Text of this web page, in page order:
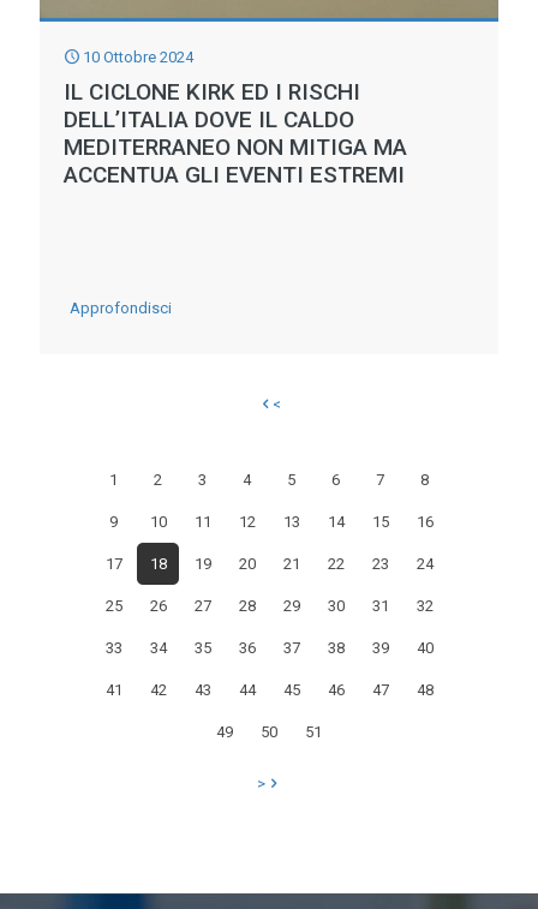
10 Ottobre 2024
IL CICLONE KIRK ED I RISCHI
DELL’ITALIA DOVE IL CALDO
MEDITERRANEO NON MITIGA MA
ACCENTUA GLI EVENTI ESTREMI
Approfondisci-
RISCHI
DELL’ITALIA
<
1 2 3 4 5 6 7 8
9 10 11 12 13 14 15 16
17 18 19 20 21 22 23 24
25 26 27 28 29 30 31 32
33 34 35 36 37 38 39 40
41 42 43 44 45 46 47 48
49 50 51
>